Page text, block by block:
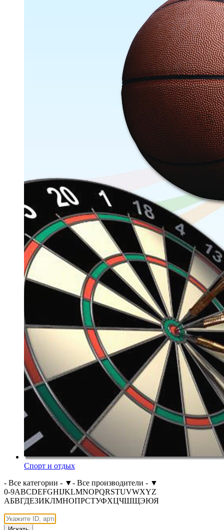
Спорт и отдых
- Все категории - ▼- Все производители - ▼
0-9ABCDEFGHIJKLMNOPQRSTUVWXYZ
АБВГДЕЗИКЛМНОПРСТУФХЦЧШЩЭЮЯ